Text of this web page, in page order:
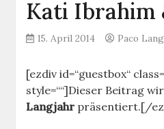
Kati Ibrahim
15. April 2014 Paco
[ezdiv id=“guestbox“
style=““]Dieser Beitrag
Langjahr präsentiert.[/